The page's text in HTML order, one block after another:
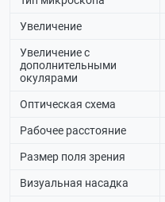
Увеличение
Увеличение с
дополнительными
окулярами
Оптическая схема
Рабочее расстояние
Размер поля зрения
Визуальная насадка